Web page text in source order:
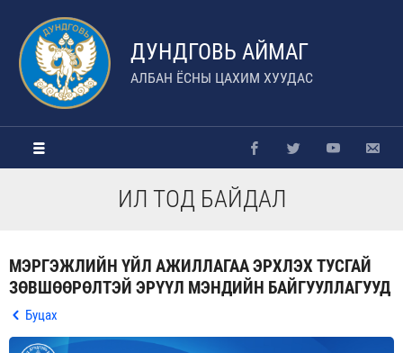
ДУНДГОВЬ АЙМАГ
АЛБАН ЁСНЫ ЦАХИМ ХУУДАС
ИЛ ТОД БАЙДАЛ
МЭРГЭЖЛИЙН ҮЙЛ АЖИЛЛАГАА ЭРХЛЭХ ТУСГАЙ
ЗӨВШӨӨРӨЛТЭЙ ЭРҮҮЛ МЭНДИЙН БАЙГУУЛЛАГУУД
Буцах